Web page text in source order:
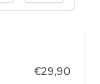
€29,90